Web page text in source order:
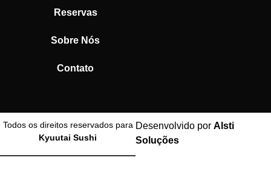
Reservas
Sobre Nós
Contato
Todos os direitos reservados para
Kyuutai Sushi
Desenvolvido por Alsti
Soluções